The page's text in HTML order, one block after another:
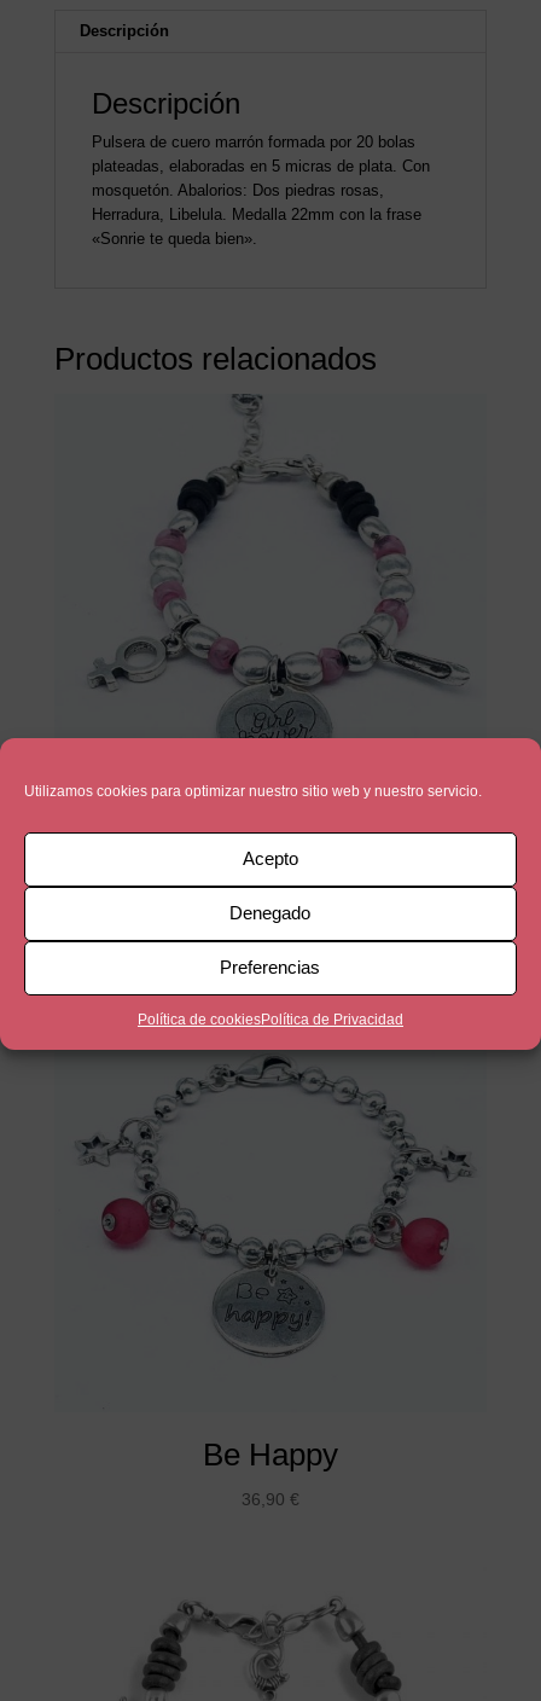
Utilizamos cookies para optimizar nuestro sitio web y nuestro servicio.
Acepto
Denegado
Preferencias
Política de cookiesPolítica de Privacidad
Descripción
Descripción
Pulsera de cuero marrón formada por 20 bolas
plateadas, elaboradas en 5 micras de plata. Con
mosquetón. Abalorios: Dos piedras rosas,
Herradura, Libelula. Medalla 22mm con la frase
«Sonrie te queda bien».
Productos relacionados
Girl Power
33,90€
Be Happy
36,90 €